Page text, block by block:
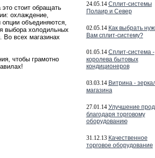
стоит обращать
охлаждение,
опции объединяются,
выбора холодильных
Во всех магазинах
чтобы грамотно
24.05.14 Сплит-системы
Полаир и Север
02.05.14 Как выбрать
Вам сплит-систему?
01.05.14 Сплит-система -
королева бытовых
кондиционеров
03.03.14 Витрина -
магазина
27.01.14 Улучшение
благодаря торговому
оборудованию
31.12.13 Качественное
торговое оборудование